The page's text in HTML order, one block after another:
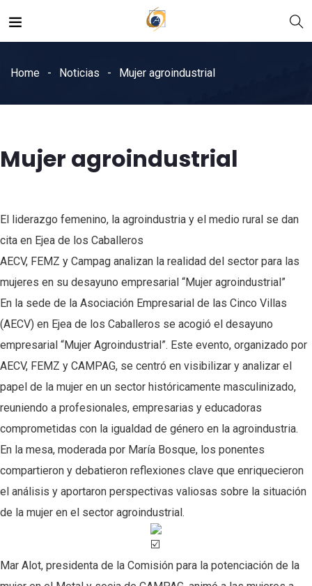
Home Noticias Mujer agroindustrial
Mujer agroindustrial
El liderazgo femenino, la agroindustria y el medio rural se dan
cita en Ejea de los Caballeros
AECV, FEMZ y Campag analizan la realidad del sector para las
mujeres en su desayuno empresarial “Mujer agroindustrial”
En la sede de la Asociación Empresarial de las Cinco Villas
(AECV) en Ejea de los Caballeros se acogió el desayuno
empresarial “Mujer Agroindustrial”. Este evento, organizado por
AECV, FEMZ y CAMPAG, se centró en visibilizar y analizar el
papel de la mujer en un sector históricamente masculinizado,
reuniendo a profesionales, empresarias y educadoras
comprometidas con la igualdad de género en la agroindustria.
En la mesa, moderada por María Bosque, los ponentes
compartieron y debatieron reflexiones clave que enriquecieron
el análisis y aportaron perspectivas valiosas sobre la situación
de la mujer en el sector agroindustrial.
Mar Alot, presidenta de la Comisión para la potenciación de la